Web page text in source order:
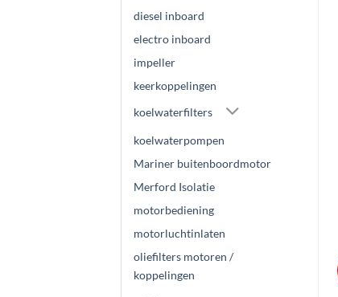
diesel inboard
electro inboard
impeller
keerkoppelingen
koelwaterfilters
koelwaterpompen
Mariner buitenboordmotor
Merford Isolatie
motorbediening
motorluchtinlaten
oliefilters motoren /
koppelingen